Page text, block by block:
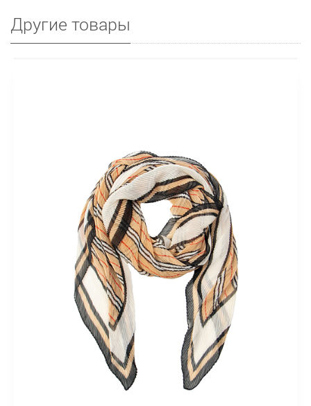
Другие товары